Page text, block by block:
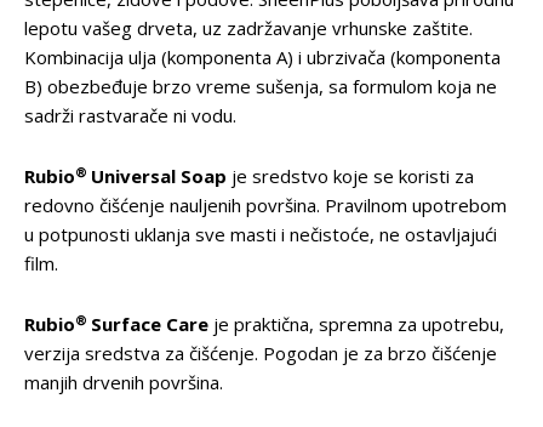
lepotu vašeg drveta, uz zadržavanje vrhunske zaštite.
Kombinacija ulja (komponenta A) i ubrzivača (komponenta
B) obezbeđuje brzo vreme sušenja, sa formulom koja ne
sadrži rastvarače ni vodu.
Rubio® Universal Soap je sredstvo koje se koristi za
redovno čišćenje nauljenih površina. Pravilnom upotrebom
u potpunosti uklanja sve masti i nečistoće, ne ostavljajući
film.
Rubio® Surface Care je praktična, spremna za upotrebu,
verzija sredstva za čišćenje. Pogodan je za brzo čišćenje
manjih drvenih površina.